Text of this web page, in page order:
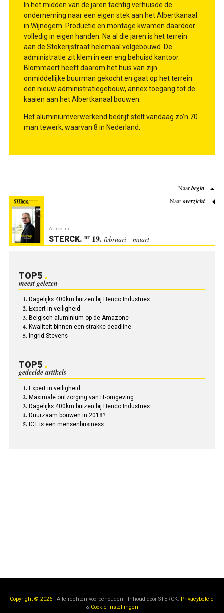
In het midden van de jaren tachtig verhuisde de
onderneming naar een eigen stek aan het Albertkanaal
in Wijnegem. Productie en montage kwamen daardoor
volledig in eigen handen. Na al die jaren is het terrein
aan de Stokerijstraat helemaal volgebouwd. De
administratie zit klem in een eng behuisd kantoor.
Blommaert heeft daarom het huis van zijn
onmiddellijke buurman gekocht en gaat op het terrein
een nieuw administratiegebouw, annex toegang tot de
kaaien aan het Albertkanaal bouwen.
Het aluminiumverwerkend bedrijf stelt vandaag zo’n 70
man tewerk, waarvan 8 in Nederland.
Naarbegin
Naaroverzicht
Artikel uit:
STERCK. nr19. februari - maart
TOP5
meest gelezen
Dagelijks 400km buizen bij Henco Industries
Expert in veiligheid
Belgisch aluminium op de Amazone
Kwaliteit binnen een strakke deadline
Ingrid Stevens
TOP5
gedeelde artikels
Expert in veiligheid
Maximale ontzorging van IT-omgeving
Dagelijks 400km buizen bij Henco Industries
Duurzaam bouwen in 2018?
ICT is een mensenbusiness
Copyright © 2026 - Alle rechten voorbehouden - Inhoud door STERCK. Privacybeleid
& Cookie Instellingen